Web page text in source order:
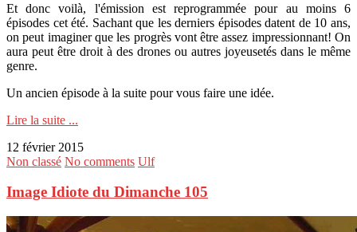
Et donc voilà, l'émission est reprogrammée pour au moins 6
épisodes cet été. Sachant que les derniers épisodes datent de 10 ans,
on peut imaginer que les progrès vont être assez impressionnant! On
aura peut être droit à des drones ou autres joyeusetés dans le même
genre.
Un ancien épisode à la suite pour vous faire une idée.
Lire la suite ...
12 février 2015
Non classé No comments Ulf
Image Idiote du Dimanche 105